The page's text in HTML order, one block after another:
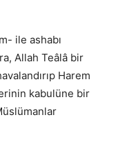
ile ashabı
Allah Teâlâ bir
Harem
kabulüne bir